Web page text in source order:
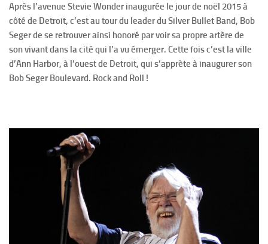
Après l’avenue Stevie Wonder inaugurée le jour de noël 2015 à
côté de Detroit, c’est au tour du leader du Silver Bullet Band, Bob
Seger de se retrouver ainsi honoré par voir sa propre artère de
son vivant dans la cité qui l’a vu émerger. Cette fois c’est la ville
d’Ann Harbor, à l’ouest de Detroit, qui s’apprète à inaugurer son
Bob Seger Boulevard. Rock and Roll !